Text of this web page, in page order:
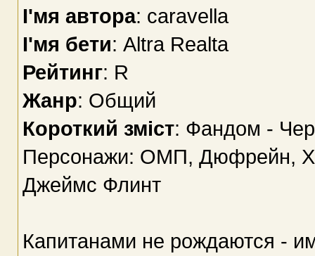
І'мя автора: caravella
І'мя бети: Altra Realta
Рейтинг: R
Жанр: Общий
Короткий зміст: Фандом -
Персонажи: ОМП, Дюфрейн,
Джеймс Флинт
Капитанами не рождаются -